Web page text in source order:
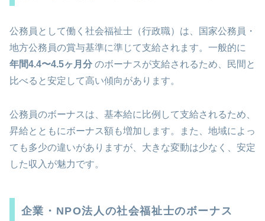
公務員として働く社会福祉士（行政職）は、国家公務員・
地方公務員の賞与基準に準じて支給されます。一般的に
年間4.4〜4.5ヶ月分 のボーナスが支給されるため、民間と
比べると安定して高い傾向があります。
公務員のボーナスは、基本給に比例して支給されるため、
昇給とともにボーナス額も増加します。また、地域によっ
ても多少の違いがありますが、大きな変動は少なく、安定
した収入が魅力です。
企業・NPO法人の社会福祉士のボーナス